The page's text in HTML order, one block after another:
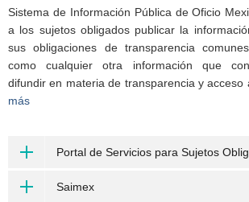
Sistema de Información Pública de Oficio
a los sujetos obligados publicar la
sus obligaciones de transparencia
como cualquier otra información que
difundir en materia de transparencia y acceso
más
Portal de Servicios para Sujetos
Saimex